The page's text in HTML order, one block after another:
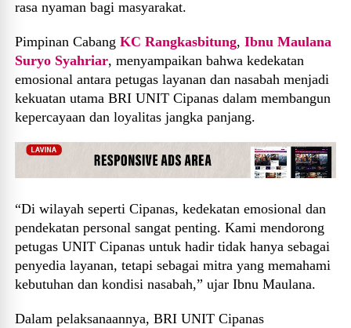
rasa nyaman bagi masyarakat.
Pimpinan CabangKC Rangkasbitung,Ibnu Maulana
Suryo Syahriar, menyampaikan bahwa kedekatan
emosional antara petugas layanan dan nasabah menjadi
kekuatan utama BRI UNIT Cipanas dalam membangun
kepercayaan dan loyalitas jangka panjang.
“Di wilayah seperti Cipanas, kedekatan emosional dan
pendekatan personal sangat penting. Kami mendorong
petugas UNIT Cipanas untuk hadir tidak hanya sebagai
penyedia layanan, tetapi sebagai mitra yang memahami
kebutuhan dan kondisi nasabah,” ujar Ibnu Maulana.
Dalam pelaksanaannya, BRI UNIT Cipanas